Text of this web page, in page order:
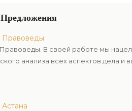
Правоведы
В своей работе мы
анализа всех аспектов дела и